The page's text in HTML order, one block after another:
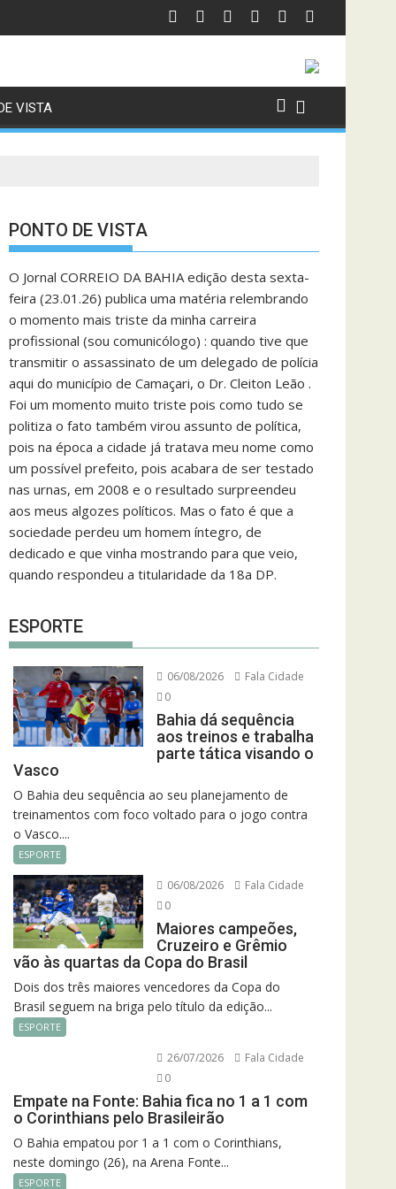
nos tribunais
Cidade de Santos, no litoral de São Paulo, registra
VISTA
PONTO DE VISTA
O Jornal CORREIO DA BAHIA edição desta sexta-
feira (23.01.26) publica uma matéria relembrando
o momento mais triste da minha carreira
profissional (sou comunicólogo) : quando tive que
transmitir o assassinato de um delegado de polícia
aqui do município de Camaçari, o Dr. Cleiton Leão .
Foi um momento muito triste pois como tudo se
politiza o fato também virou assunto de política,
pois na época a cidade já tratava meu nome como
um possível prefeito, pois acabara de ser testado
nas urnas, em 2008 e o resultado surpreendeu
aos meus algozes políticos. Mas o fato é que a
sociedade perdeu um homem íntegro, de
dedicado e que vinha mostrando para que veio,
quando respondeu a titularidade da 18a DP.
ESPORTE
06/08/2026
Fala Cidade
0
Bahia dá sequência
aos treinos e trabalha
parte tática visando o
Vasco
O Bahia deu sequência ao seu planejamento de
treinamentos com foco voltado para o jogo contra
o Vasco....
ESPORTE
06/08/2026
Fala Cidade
0
Maiores campeões,
Cruzeiro e Grêmio
vão às quartas da Copa do Brasil
Dois dos três maiores vencedores da Copa do
Brasil seguem na briga pelo título da edição...
ESPORTE
26/07/2026
Fala Cidade
0
Empate na Fonte: Bahia fica no 1 a 1 com
o Corinthians pelo Brasileirão
O Bahia empatou por 1 a 1 com o Corinthians,
neste domingo (26), na Arena Fonte...
ESPORTE